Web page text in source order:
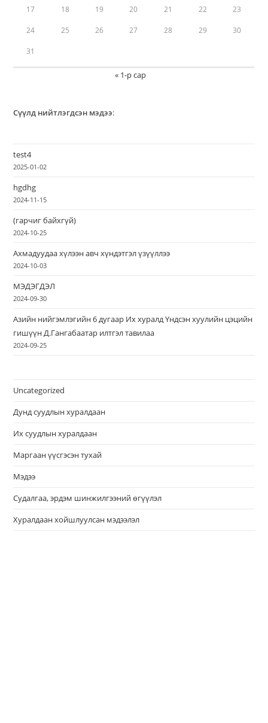
17 18 19 20 21 22 23
24 25 26 27 28 29 30
31
« 1-р сар
Сүүлд нийтлэгдсэн мэдээ:
test4
2025-01-02
hgdhg
2024-11-15
(гарчиг байхгүй)
2024-10-25
Ахмадуудаа хүлээн авч хүндэтгэл үзүүллээ
2024-10-03
МЭДЭГДЭЛ
2024-09-30
Азийн нийгэмлэгийн 6 дугаар Их хуралд Үндсэн хуулийн цэцийн
гишүүн Д.Гангабаатар илтгэл тавилаа
2024-09-25
Uncategorized
Дунд суудлын хуралдаан
Их суудлын хуралдаан
Маргаан үүсгэсэн тухай
Мэдээ
Судалгаа, эрдэм шинжилгээний өгүүлэл
Хуралдаан хойшлуулсан мэдээлэл